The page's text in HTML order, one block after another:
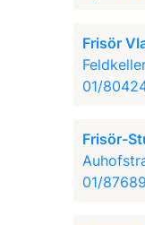
Frisör
01/
Frisör-
01/